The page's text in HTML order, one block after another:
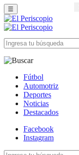
☰
Fútbol
Automotriz
Deportes
Noticias
Destacados
Facebook
Instagram